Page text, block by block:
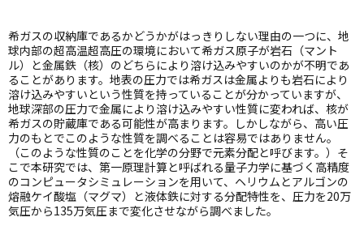
希ガスの収納庫であるかどうかがはっきりしない理由の一つに、地
球内部の超高温超高圧の環境において希ガス原子が岩石（マント
ル）と金属鉄（核）のどちらにより溶け込みやすいのかが不明であ
ることがあります。地表の圧力では希ガスは金属よりも岩石により
溶け込みやすいという性質を持っていることが分かっていますが、
地球深部の圧力で金属により溶け込みやすい性質に変われば、核が
希ガスの貯蔵庫である可能性が高まります。しかしながら、高い圧
力のもとでこのような性質を調べることは容易ではありません。
（このような性質のことを化学の分野で元素分配と呼びます。）そ
こで本研究では、第一原理計算と呼ばれる量子力学に基づく高精度
のコンピュータシミュレーションを用いて、ヘリウムとアルゴンの
熔融ケイ酸塩（マグマ）と液体鉄に対する分配特性を、圧力を20万
気圧から135万気圧まで変化させながら調べました。